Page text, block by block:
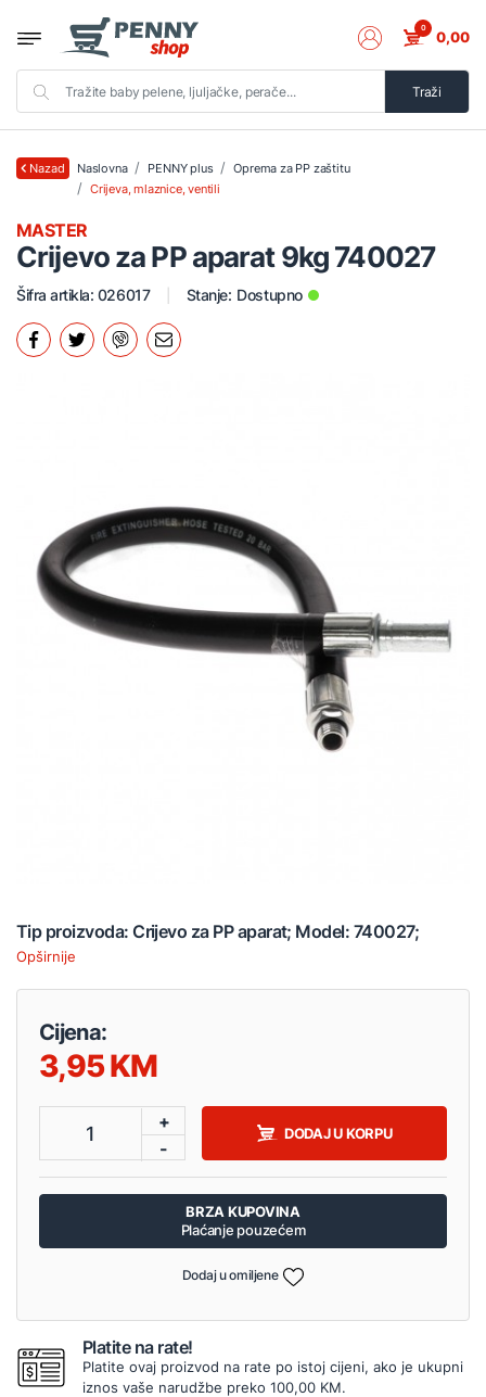
Traži
0 0,00
Nazad Naslovna PENNY plus
Oprema za PP zaštitu
Crijeva, mlaznice, ventili
Crijevo za PP aparat 9kg 740027
MASTER
Šifra artikla: 026017 Stanje: Dostupno
Tip proizvoda: Crijevo za PP aparat; Model: 740027;
Opširnije
Cijena:
3,95
1
+
-
DODAJ U KORPU
BRZA KUPOVINA
Plaćanje pouzećem
Dodaj u omiljene
Platite na rate!
Platite ovaj proizvod na rate po istoj cijeni, ako je ukupni
iznos vaše narudžbe preko 100,00 KM.